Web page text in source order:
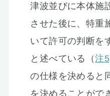
津波並びに本体施
させた後に、特重
いて許可の判断を
と述べている（注5
の仕様を決めると
を決めることがで